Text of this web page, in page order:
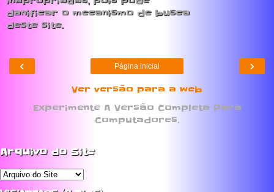
danificar o mecanismo de busca
deste site.
‹ ›
Página inicial
Ver versão para a web
Experimente A Versão Completa Para
Computadores.
Arquivo do Site